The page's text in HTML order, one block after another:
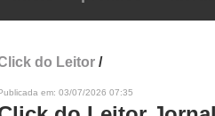
do Leitor /
em: 03/07/2026 07:35